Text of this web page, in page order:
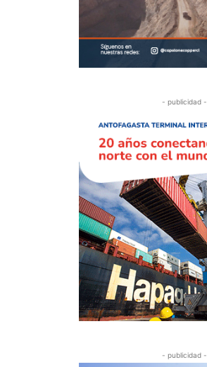
- publicidad -
- publicidad -